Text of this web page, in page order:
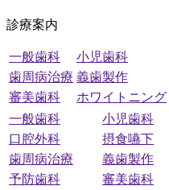
診療案内
一般歯科 小児歯科
歯周病治療 義歯製作
審美歯科
ホワイトニング
一般歯科
小児歯科
口腔外科
摂食嚥下
歯周病治療
義歯製作
予防歯科
審美歯科